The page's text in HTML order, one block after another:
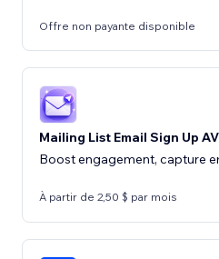
Offre non payante disponible
Mailing List Email Sign Up AV
Boost engagement, capture
À partir de 2,50 $ par mois